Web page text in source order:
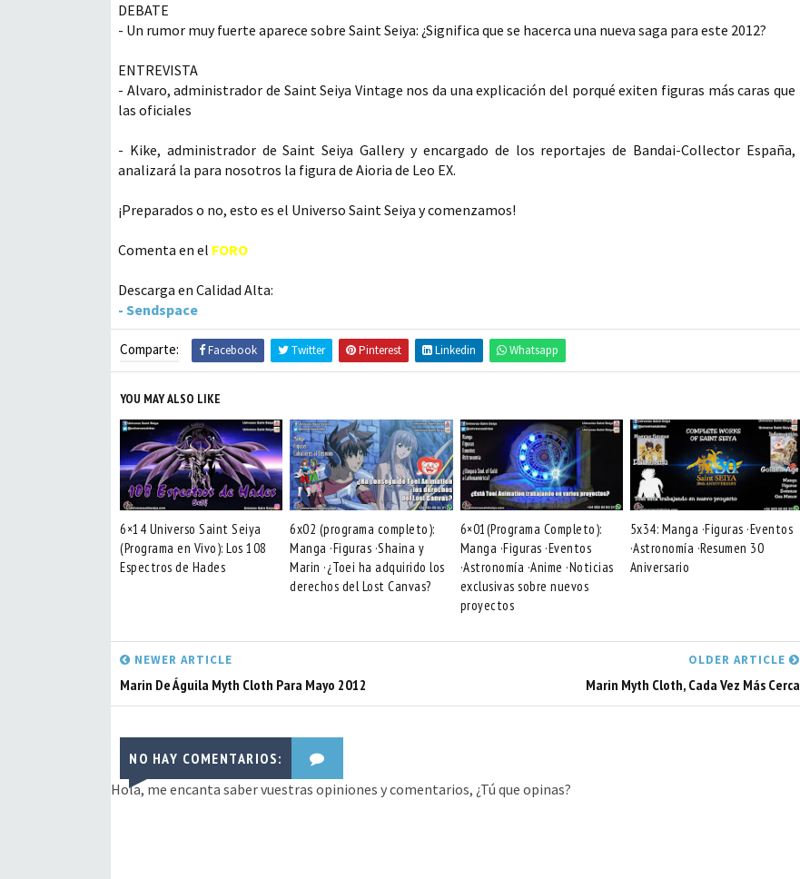
DEBATE
- Un rumor muy fuerte aparece sobre Saint Seiya: ¿Significa que se hacerca una nueva saga para este 2012?
ENTREVISTA
- Alvaro, administrador de Saint Seiya Vintage nos da una explicación del porqué exiten figuras más caras que
las oficiales
- Kike, administrador de Saint Seiya Gallery y encargado de los reportajes de Bandai-Collector España,
analizará la para nosotros la figura de Aioria de Leo EX.
¡Preparados o no, esto es el Universo Saint Seiya y comenzamos!
Comenta en el FORO
Descarga en Calidad Alta:
- Sendspace
Comparte: Facebook Twitter Pinterest Linkedin Whatsapp
YOU MAY ALSO LIKE
6×14 Universo Saint Seiya
(Programa en Vivo): Los 108
Espectros de Hades
6x02 (programa completo):
Manga ·Figuras ·Shaina y
Marin ·¿Toei ha adquirido los
derechos del Lost Canvas?
6×01(Programa Completo):
Manga ·Figuras ·Eventos
·Astronomía ·Anime ·Noticias
exclusivas sobre nuevos
proyectos
5x34: Manga ·Figuras ·Eventos
·Astronomía ·Resumen 30
Aniversario
NEWER ARTICLE
Marin De Águila Myth Cloth Para Mayo 2012
OLDER ARTICLE
Marin Myth Cloth, Cada Vez Más Cerca
NO HAY COMENTARIOS:
Hola, me encanta saber vuestras opiniones y comentarios, ¿Tú que opinas?